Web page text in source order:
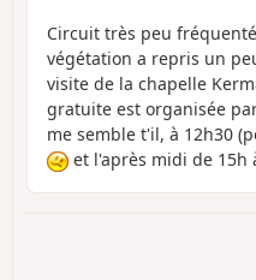
Circuit très peu
végétation a repris un
visite de la chapelle
gratuite est organisée
me semble t'il, à 12h30
et l'après midi de 15h